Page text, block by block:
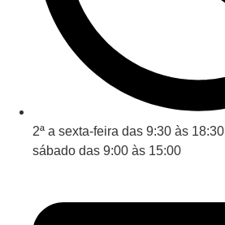
2ª a sexta-feira das 9:30 às 18:30
sábado das 9:00 às 15:00